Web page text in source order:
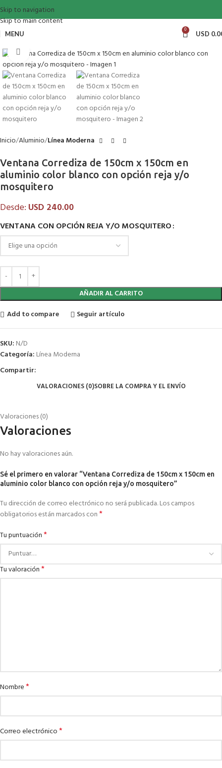
Skip to navigation
Skip to main content
MENU 0 USD
Click to enlarge
Inicio Aluminio Línea Moderna
Ventana Corrediza de 150cm x 150cm en
aluminio color blanco con opción reja y/o
mosquitero
Desde: USD 240.00
VENTANA CON OPCIÓN REJA Y/O MOSQUITERO
AÑADIR AL CARRITO
Add to compare
Seguir artículo
SKU: N/D
Categoría: Línea Moderna
Compartir:
VALORACIONES (0)SOBRE LA COMPRA Y EL ENVÍO
Valoraciones (0)
Valoraciones
No hay valoraciones aún.
Sé el primero en valorar “Ventana Corrediza de 150cm x 150cm en
aluminio color blanco con opción reja y/o mosquitero”
Tu dirección de correo electrónico no será publicada.Los campos
obligatorios están marcados con*
Tu puntuación*
Tu valoración*
Nombre*
Correo electrónico*